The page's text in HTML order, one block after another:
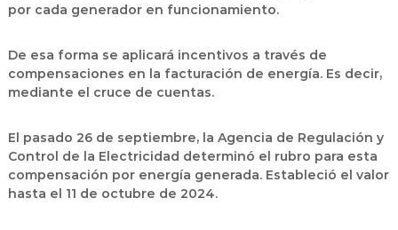
por cada generador en funcionamiento.
De esa forma se aplicará incentivos a través de
compensaciones en la facturación de energía. Es decir,
mediante el cruce de cuentas.
El pasado 26 de septiembre, la Agencia de Regulación y
Control de la Electricidad determinó el rubro para esta
compensación por energía generada. Estableció el valor
hasta el 11 de octubre de 2024.